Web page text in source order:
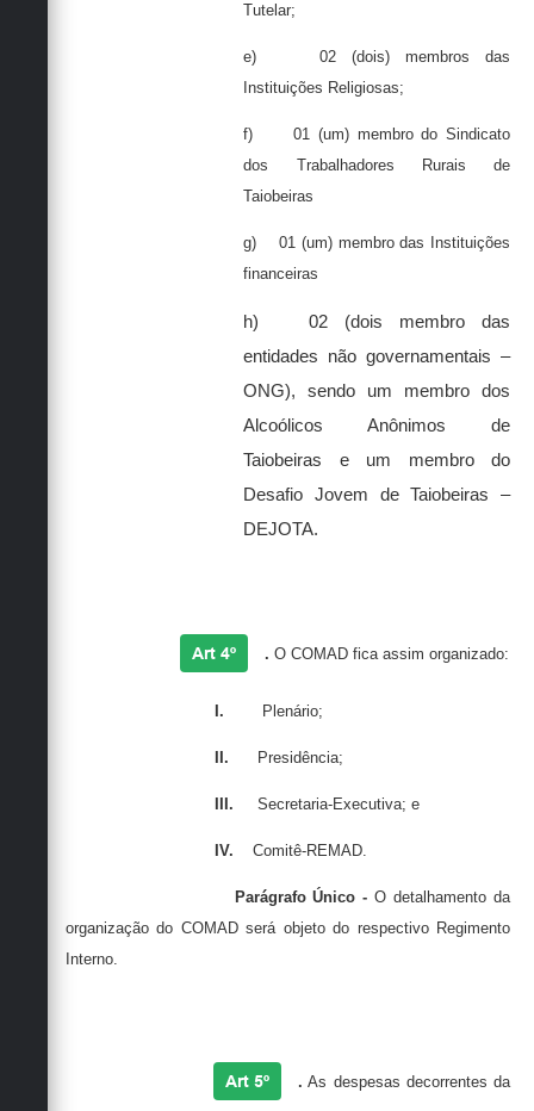
Tutelar;
e)
02 (dois) membros das
Instituições Religiosas;
f)
01 (um) membro do Sindicato
dos Trabalhadores Rurais de
Taiobeiras
g)
01 (um) membro das Instituições
financeiras
h)
02 (dois membro das
entidades não governamentais –
ONG), sendo um membro dos
Alcoólicos Anônimos de
Taiobeiras e um membro do
Desafio Jovem de Taiobeiras –
DEJOTA.
Art 4º . O COMAD fica assim organizado:
I. Plenário;
II. Presidência;
III. Secretaria-Executiva; e
IV. Comitê-REMAD.
Parágrafo Único - O detalhamento da
organização do COMADserá objeto do respectivo Regimento
Interno.
Art 5º . As despesas decorrentes da